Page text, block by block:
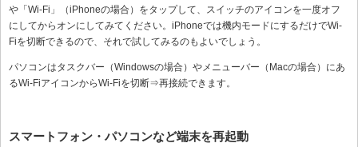
や「Wi-Fi」（iPhoneの場合）をタップして、スイッチのアイコンを一度オフ
にしてからオンにしてみてください。iPhoneでは機内モードにするだけでWi-
Fiを切断できるので、それで試してみるのもよいでしょう。
パソコンはタスクバー（Windowsの場合）やメニューバー（Macの場合）にあ
るWi-FiアイコンからWi-Fiを切断⇒再接続できます。
スマートフォン・パソコンなど端末を再起動